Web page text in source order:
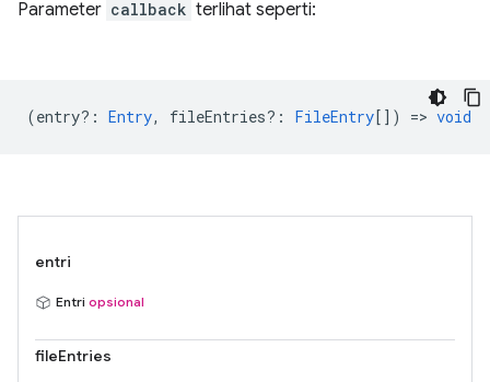
Parameter callback terlihat seperti:
(entry? : Entry, fileEntries? : FileEntry[]) => void
entri
Entri opsional
fileEntries